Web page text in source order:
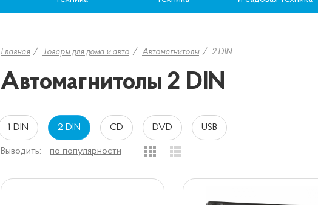
Главная Товары для дома и авто Автомагнитолы 2 DIN
Автомагнитолы 2 DIN
1 DIN 2 DIN CD DVD USB
Выводить: по популярности